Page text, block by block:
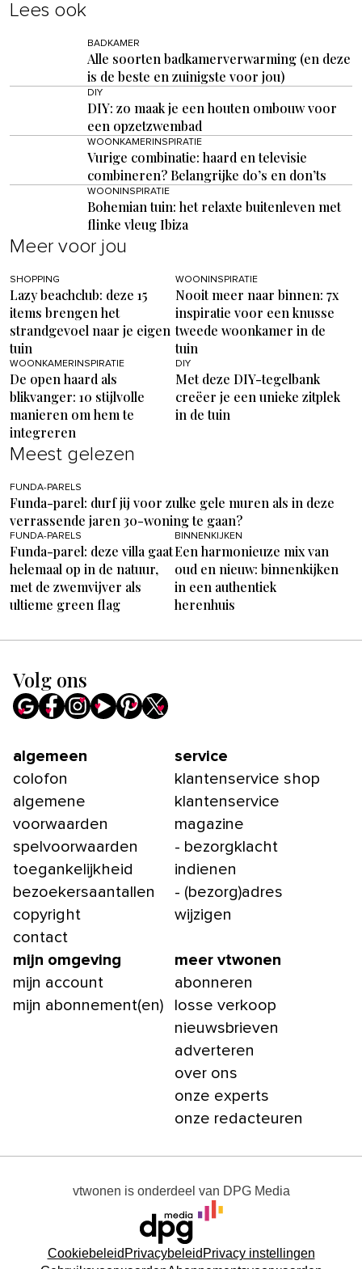
Lees ook
BADKAMER
Alle soorten badkamerverwarming (en deze
is de beste en zuinigste voor jou)
DIY
DIY: zo maak je een houten ombouw voor
een opzetzwembad
WOONKAMERINSPIRATIE
Vurige combinatie: haard en televisie
combineren? Belangrijke do’s en don’ts
WOONINSPIRATIE
Bohemian tuin: het relaxte buitenleven met
flinke vleug Ibiza
Meer voor jou
SHOPPING
Lazy beachclub: deze 15
items brengen het
strandgevoel naar je eigen
tuin
WOONINSPIRATIE
Nooit meer naar binnen: 7x
inspiratie voor een knusse
tweede woonkamer in de
tuin
WOONKAMERINSPIRATIE
De open haard als
blikvanger: 10 stijlvolle
manieren om hem te
integreren
DIY
Met deze DIY-tegelbank
creëer je een unieke zitplek
in de tuin
Meest gelezen
FUNDA-PARELS
Funda-parel: durf jij voor zulke gele muren als in deze
verrassende jaren 30-woning te gaan?
FUNDA-PARELS
Funda-parel: deze villa gaat
helemaal op in de natuur,
met de zwemvijver als
ultieme green flag
BINNENKIJKEN
Een harmonieuze mix van
oud en nieuw: binnenkijken
in een authentiek
herenhuis
Volg ons
algemeen
colofon
algemene
voorwaarden
spelvoorwaarden
toegankelijkheid
bezoekersaantallen
copyright
contact
service
klantenservice shop
klantenservice
magazine
- bezorgklacht
indienen
- (bezorg)adres
wijzigen
mijn omgeving
mijn account
mijn abonnement(en)
meer vtwonen
abonneren
losse verkoop
nieuwsbrieven
adverteren
over ons
onze experts
onze redacteuren
vtwonen is onderdeel van DPG Media
Cookiebeleid Privacybeleid Privacy instellingen